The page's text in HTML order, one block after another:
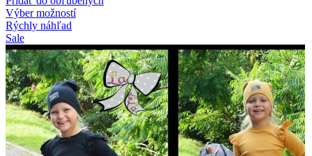
Výber možností
Rýchly náhľad
Sale